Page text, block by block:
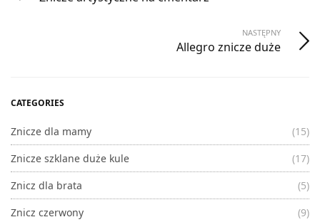
NASTĘPNY
Allegro znicze duże
CATEGORIES
Znicze dla mamy
(15)
Znicze szklane duże kule
(17)
Znicz dla brata
(5)
Znicz czerwony
(9)